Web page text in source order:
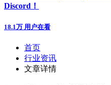
Discord！
18.1万 用户在看
首页
行业资讯
文章详情